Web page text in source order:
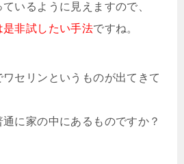
いるように見えますので、
非試したい手法ですね。
セリンというものが出てきて
に家の中にあるものですか？